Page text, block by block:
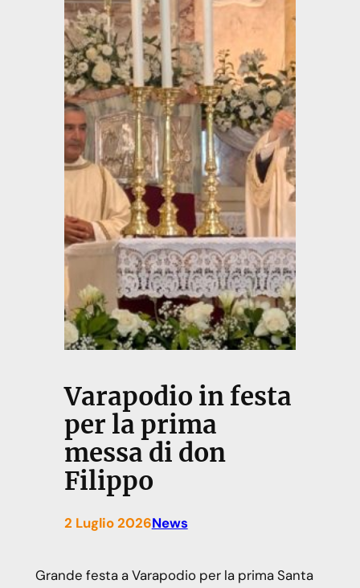
Varapodio in festa
per la prima
messa di don
Filippo
2 Luglio 2026News
Grande festa a Varapodio per la prima Santa